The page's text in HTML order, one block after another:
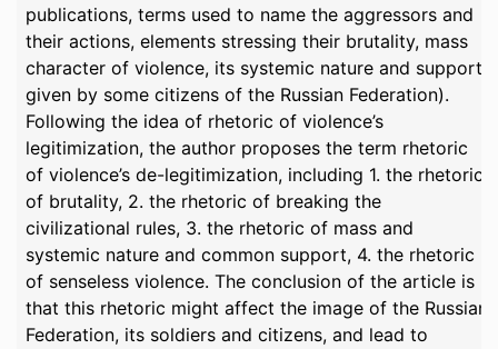
publications, terms used to name the aggressors and
their actions, elements stressing their brutality, mass
character of violence, its systemic nature and support
given by some citizens of the Russian Federation).
Following the idea of rhetoric of violence’s
legitimization, the author proposes the term rhetoric
of violence’s de-legitimization, including 1. the rhetoric
of brutality, 2. the rhetoric of breaking the
civilizational rules, 3. the rhetoric of mass and
systemic nature and common support, 4. the rhetoric
of senseless violence. The conclusion of the article is
that this rhetoric might affect the image of the Russian
Federation, its soldiers and citizens, and lead to